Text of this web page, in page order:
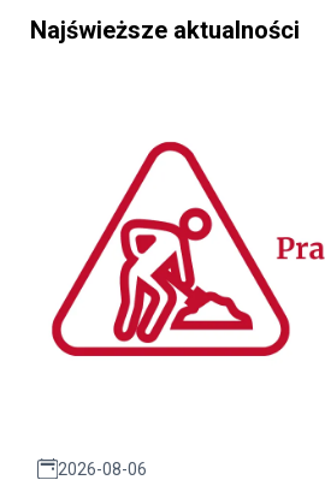
Najświeższe aktualności
2026-08-06